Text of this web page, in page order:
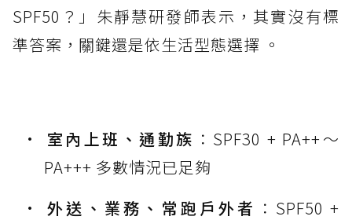
SPF50？」朱靜慧研發師表示，其實沒有標
準答案，關鍵還是依生活型態選擇 。
室內上班、通勤族 ：SPF30 + PA++～
PA+++ 多數情況已足夠
外送、業務、常跑戶外者 ：SPF50 +